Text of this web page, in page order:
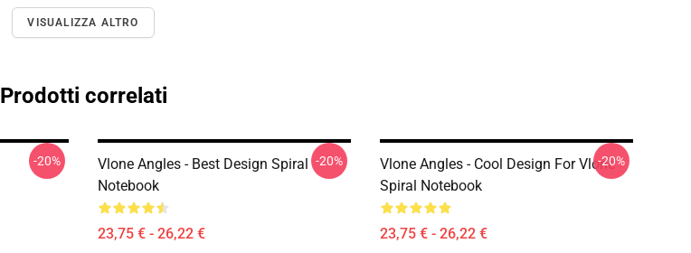
VISUALIZZA ALTRO
Prodotti correlati
-20%
Vlone Angles - Best Design Spiral
Notebook
23,75 € - 26,22 €
-20%
Vlone Angles - Cool Design For Vlone
Spiral Notebook
23,75 € - 26,22 €
-20%